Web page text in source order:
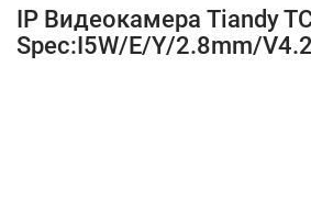
IP Видеокамера Tiandy
Spec:I5W/E/Y/2.8mm/V4.2